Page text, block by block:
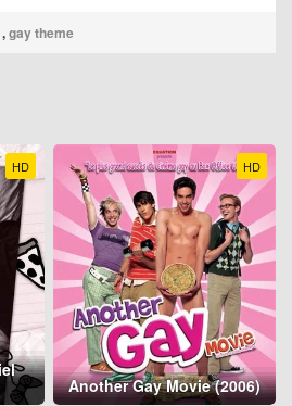
,gay theme
HD HD
Another Gay Movie (2006)